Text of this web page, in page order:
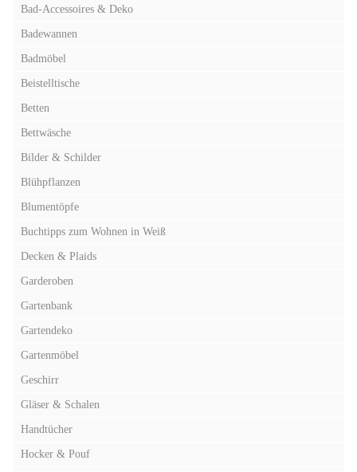
Bad-Accessoires & Deko
Badewannen
Badmöbel
Beistelltische
Betten
Bettwäsche
Bilder & Schilder
Blühpflanzen
Blumentöpfe
Buchtipps zum Wohnen in Weiß
Decken & Plaids
Garderoben
Gartenbank
Gartendeko
Gartenmöbel
Geschirr
Gläser & Schalen
Handtücher
Hocker & Pouf